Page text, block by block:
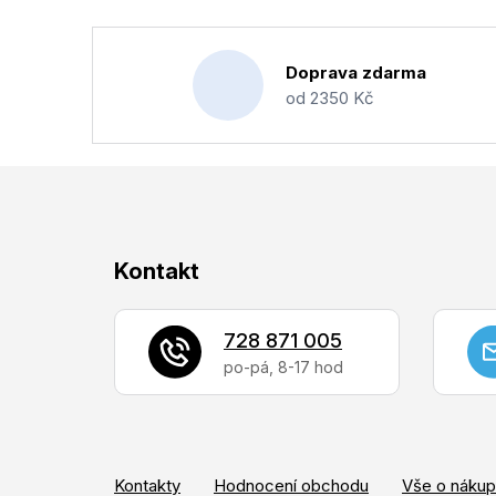
Doprava zdarma
od 2350 Kč
Kontakt
728 871 005
Kontakty Hodnocení obchodu Vše o